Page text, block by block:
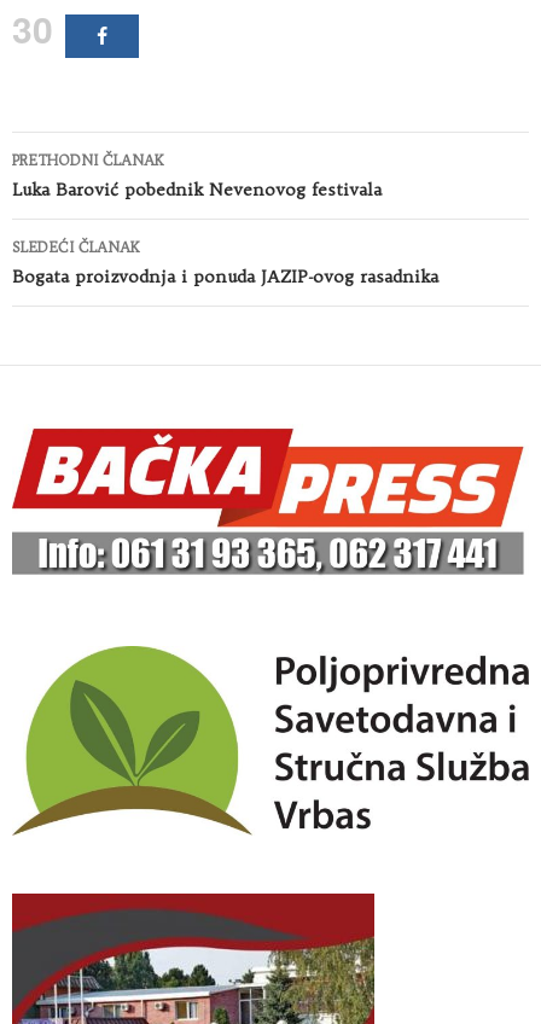
30
Kretanje
članaka
PRETHODNI ČLANAK
Luka Barović pobednik Nevenovog festivala
SLEDEĆI ČLANAK
Bogata proizvodnja i ponuda JAZIP-ovog rasadnika